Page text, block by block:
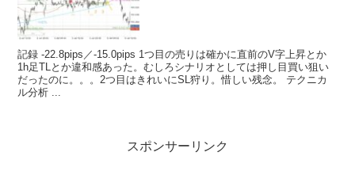
記録 -22.8pips／-15.0pips 1つ目の売りは確かに直前のV字上昇とか
1h足TLとか違和感あった。むしろシナリオとしては押し目買い狙い
だったのに。。。2つ目はきれいにSL狩り。惜しい残念。 テクニカ
ル分析 ...
スポンサーリンク